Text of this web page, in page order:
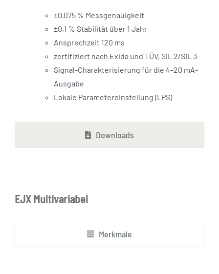
±0,075 % Messgenauigkeit
±0,1 % Stabilität über 1 Jahr
Ansprechzeit 120 ms
zertifiziert nach Exida und TÜV, SIL 2/SIL 3
Signal-Charakterisierung für die 4–20 mA-
Ausgabe
Lokale Parametereinstellung (LPS)
Downloads
EJX Multivariabel
Merkmale